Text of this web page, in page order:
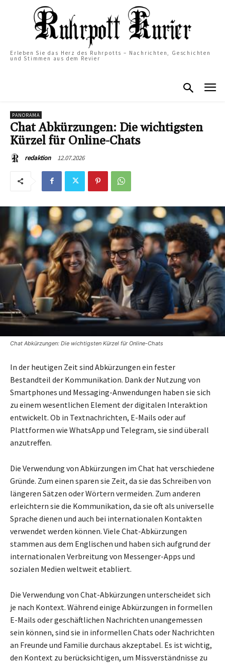
Erleben Sie das Herz des Ruhrpotts – Nachrichten, Geschichten
und Stimmen aus dem Revier
PANORAMA
Chat Abkürzungen: Die wichtigsten
Kürzel für Online-Chats
redaktion 12.07.2026
Chat Abkürzungen: Die wichtigsten Kürzel für Online-Chats
In der heutigen Zeit sind Abkürzungen ein fester
Bestandteil der Kommunikation. Dank der Nutzung von
Smartphones und Messaging-Anwendungen haben sie sich
zu einem wesentlichen Element der digitalen Interaktion
entwickelt. Ob in Textnachrichten, E-Mails oder auf
Plattformen wie WhatsApp und Telegram, sie sind überall
anzutreffen.
Die Verwendung von Abkürzungen im Chat hat verschiedene
Gründe. Zum einen sparen sie Zeit, da sie das Schreiben von
längeren Sätzen oder Wörtern vermeiden. Zum anderen
erleichtern sie die Kommunikation, da sie oft als universelle
Sprache dienen und auch bei internationalen Kontakten
verwendet werden können. Viele Chat-Abkürzungen
stammen aus dem Englischen und haben sich aufgrund der
internationalen Verbreitung von Messenger-Apps und
sozialen Medien weltweit etabliert.
Die Verwendung von Chat-Abkürzungen unterscheidet sich
je nach Kontext. Während einige Abkürzungen in formellen
E-Mails oder geschäftlichen Nachrichten unangemessen
sein können, sind sie in informellen Chats oder Nachrichten
an Freunde und Familie durchaus akzeptabel. Es ist wichtig,
den Kontext zu berücksichtigen, um Missverständnisse zu